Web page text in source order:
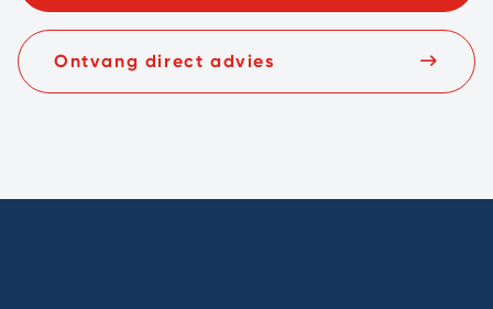
Ontvang direct advies